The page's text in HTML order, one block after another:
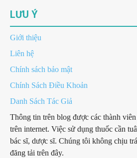
LƯU Ý
Giới thiệu
Liên hệ
Chính sách bảo mật
Chính Sách Điều Khoản
Danh Sách Tác Giả
Thông tin trên blog được các thành
trên internet. Việc sử dụng thuốc cần
bác sĩ, dược sĩ. Chúng tôi không chịu
đăng tải trên đây.